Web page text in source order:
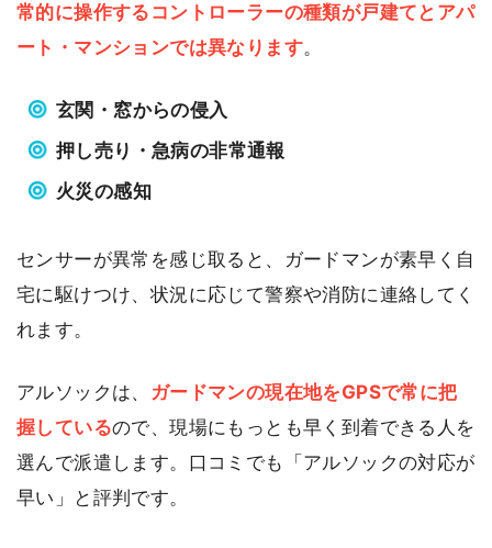
常的に操作するコントローラーの種類が戸建てとアパ
ート・マンションでは異なります。
玄関・窓からの侵入
押し売り・急病の非常通報
火災の感知
センサーが異常を感じ取ると、ガードマンが素早く自
宅に駆けつけ、状況に応じて警察や消防に連絡してく
れます。
アルソックは、
ガードマンの現在地をGPSで常に把
握しているので、現場にもっとも早く到着できる人を
選んで派遣します。口コミでも「アルソックの対応が
早い」と評判です。